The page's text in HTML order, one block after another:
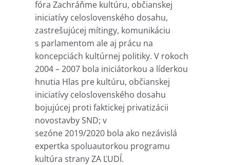
fóra Zachráňme kultúru, občianskej
iniciatívy celoslovenského dosahu,
zastrešujúcej mítingy, komunikáciu
s parlamentom ale aj prácu na
koncepciách kultúrnej politiky. V rokoch
2004 – 2007 bola iniciátorkou a líderkou
hnutia Hlas pre kultúru, občianskej
iniciatívy celoslovenského dosahu
bojujúcej proti faktickej privatizácii
novostavby SND; v
sezóne 2019/2020 bola ako nezávislá
expertka spoluautorkou programu
kultúra strany ZA ĽUDÍ.